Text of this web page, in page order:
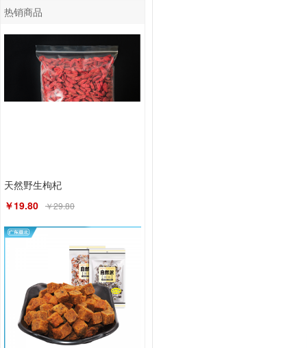
热销商品
天然野生枸杞
￥19.80 ￥29.80